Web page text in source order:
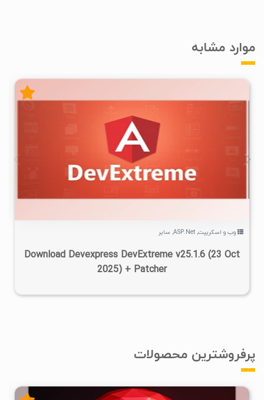
موارد مشابه
۱۴۰۴/۰۸/۰۷
وب و اسکریپت,
ASP.Net
, سایر
Download Devexpress DevExtreme v25.1.6 (23 Oct
2025) + Patcher
پرفروشترین محصولات